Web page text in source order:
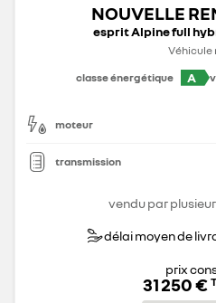
NOUVELLE
esprit Alpine full
Véhicule
classe énergétique
A
moteur
transmission
vendu par
délai moyen de
prix
31 250 €